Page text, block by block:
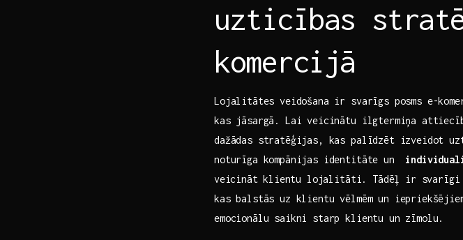
uzticības
komercijā
Lojalitātes veidošana‍ ir svarīgs posms e-
kas jāsargā. Lai veicinātu ilgtermiņa
dažādas stratēģijas, kas palīdzēt‍ izveidot
noturīga kompānijas identitāte un ‍
⁢veicināt⁤ klientu lojalitāti. Tādēļ ir svarīgi
kas balstās uz klientu vēlmēm un
emocionālu saikni starp klientu un zīmolu.